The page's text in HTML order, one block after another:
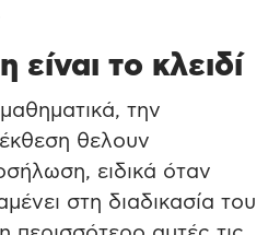
το κλειδί
την
θελουν
ειδικά όταν
στη διαδικασία του